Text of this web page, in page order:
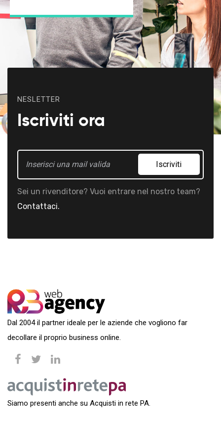
NESLETTER
Iscriviti ora
Iscriviti
Sei un rivenditore? Vuoi entrare nel nostro team?
Contattaci.
Dal 2004 il partner ideale per le aziende che vogliono far
decollare il proprio business online.
Siamo presenti anche su Acquisti in rete PA.